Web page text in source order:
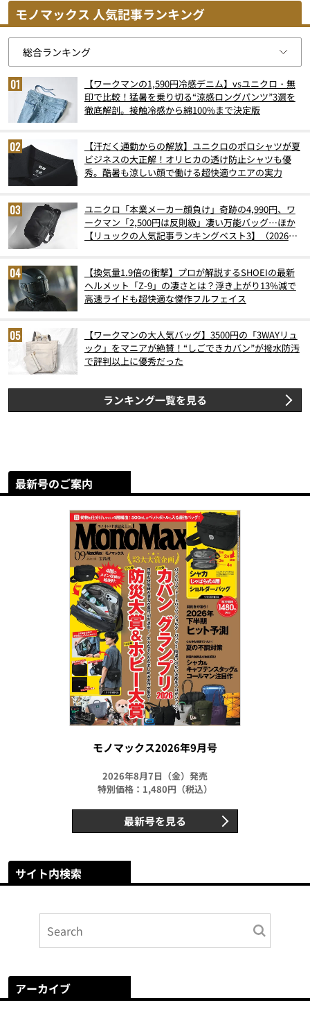
モノマックス 人気記事ランキング
【ワークマンの1,590円冷感デニム】vsユニクロ・無
印で比較！猛暑を乗り切る“涼感ロングパンツ”3選を
徹底解剖。接触冷感から綿100%まで決定版
【汗だく通勤からの解放】ユニクロのポロシャツが夏
ビジネスの大正解！オリヒカの透け防止シャツも優
秀。酷暑も涼しい顔で働ける超快適ウエアの実力
ユニクロ「本業メーカー顔負け」奇跡の4,990円、ワ
ークマン「2,500円は反則級」凄い万能バッグ…ほか
【リュックの人気記事ランキングベスト3】（2026年
【換気量1.9倍の衝撃】プロが解説するSHOEIの最新
ヘルメット「Z-9」の凄さとは？浮き上がり13%減で
高速ライドも超快適な傑作フルフェイス
【ワークマンの大人気バッグ】3500円の「3WAYリュ
ック」をマニアが絶賛！“しごできカバン”が撥水防汚
で評判以上に優秀だった
ランキング一覧を見る
最新号のご案内
モノマックス2026年9月号
2026年8月7日（金）発売
特別価格：1,480円（税込）
最新号を見る
サイト内検索
アーカイブ